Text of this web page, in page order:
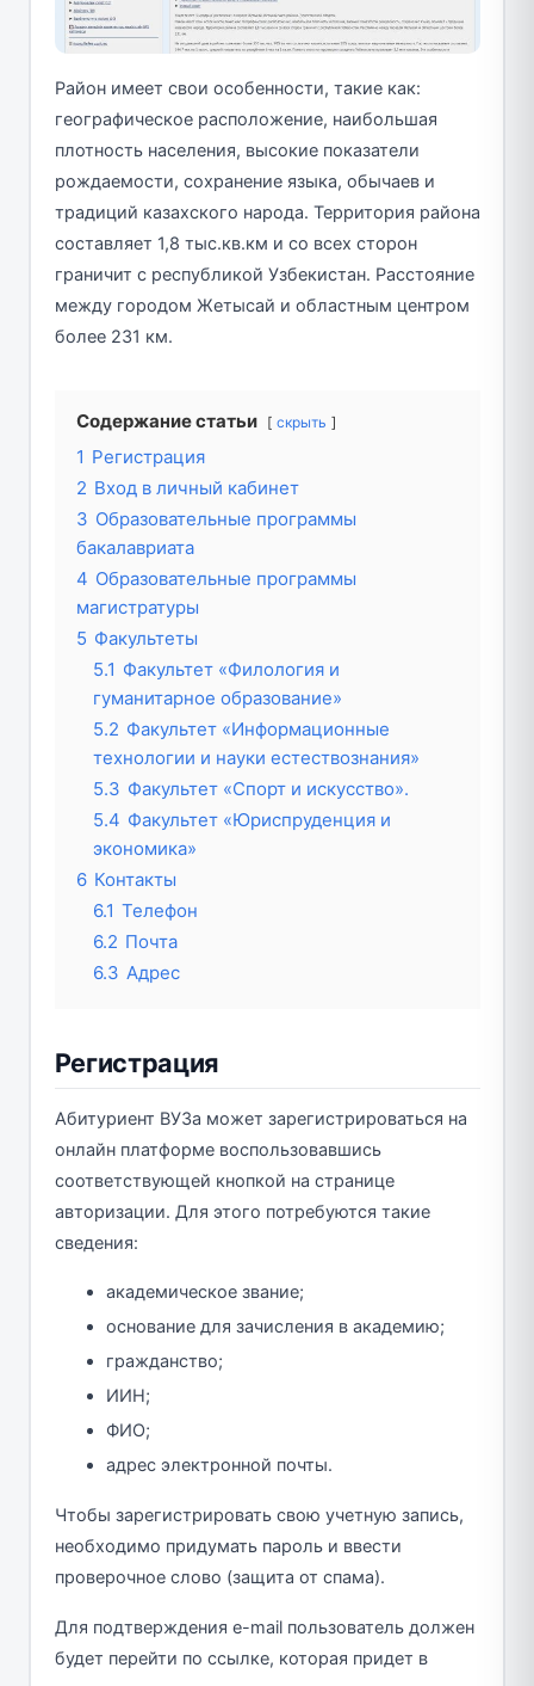
Район имеет свои особенности, такие как:
географическое расположение, наибольшая
плотность населения, высокие показатели
рождаемости, сохранение языка, обычаев и
традиций казахского народа. Территория района
составляет 1,8 тыс.кв.км и со всех сторон
граничит с республикой Узбекистан. Расстояние
между городом Жетысай и областным центром
более 231 км.
Содержание статьи скрыть
1 Регистрация
2 Вход в личный кабинет
3 Образовательные программы
бакалавриата
4 Образовательные программы
магистратуры
5 Факультеты
5.1 Факультет «Филология и
гуманитарное образование»
5.2 Факультет «Информационные
технологии и науки естествознания»
5.3 Факультет «Спорт и искусство».
5.4 Факультет «Юриспруденция и
экономика»
6 Контакты
6.1 Телефон
6.2 Почта
6.3 Адрес
Регистрация
Абитуриент ВУЗа может зарегистрироваться на
онлайн платформе воспользовавшись
соответствующей кнопкой на странице
авторизации. Для этого потребуются такие
сведения:
академическое звание;
основание для зачисления в академию;
гражданство;
ИИН;
ФИО;
адрес электронной почты.
Чтобы зарегистрировать свою учетную запись,
необходимо придумать пароль и ввести
проверочное слово (защита от спама).
Для подтверждения e-mail пользователь должен
будет перейти по ссылке, которая придет в